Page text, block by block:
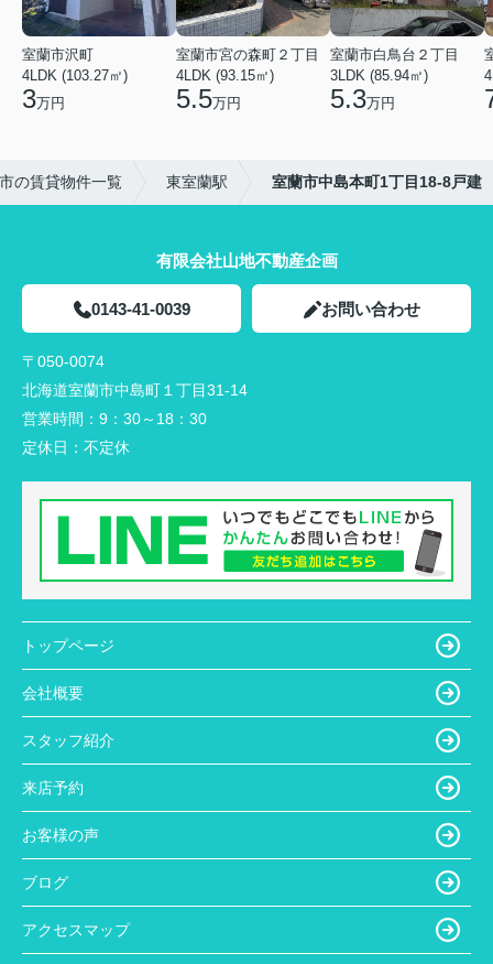
室蘭市沢町
4LDK (103.27㎡)
3万円
室蘭市宮の森町２丁目
4LDK (93.15㎡)
5.5万円
室蘭市白鳥台２丁目
3LDK (85.94㎡)
5.3万円
の賃貸物件一覧 東室蘭駅 室蘭市中島本町1丁目18-8戸建
有限会社山地不動産企画
0143-41-0039 お問い合わせ
〒050-0074
北海道室蘭市中島町１丁目31-14
営業時間： 9：30～18：30
定休日： 不定休
トップページ
会社概要
スタッフ紹介
来店予約
お客様の声
ブログ
アクセスマップ